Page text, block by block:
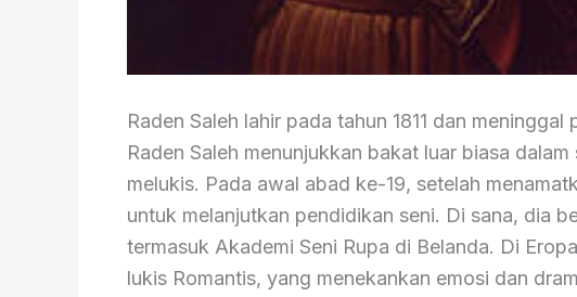
Raden Saleh lahir pada tahun 1811 dan
Raden Saleh menunjukkan bakat luar biasa
melukis. Pada awal abad ke-19, setelah
untuk melanjutkan pendidikan seni. Di sana, dia
termasuk Akademi Seni Rupa di Belanda. Di
lukis Romantis, yang menekankan emosi dan